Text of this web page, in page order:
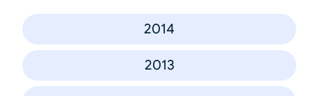
2014
2013